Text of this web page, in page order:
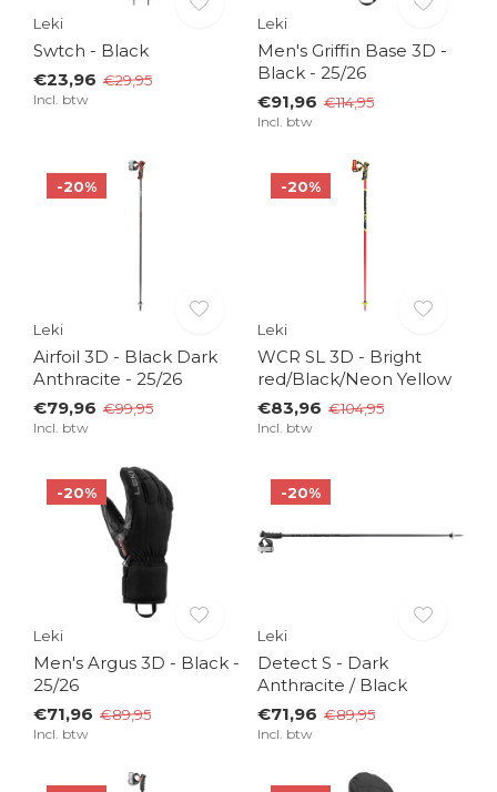
Leki
Swtch - Black
€23,96 €29,95
Incl. btw
Leki
Men's Griffin Base 3D -
Black - 25/26
€91,96 €114,95
Incl. btw
-20%
Leki
Airfoil 3D - Black Dark
Anthracite - 25/26
€79,96 €99,95
Incl. btw
-20%
Leki
WCR SL 3D - Bright
red/Black/Neon Yellow
€83,96 €104,95
Incl. btw
-20%
Leki
Men's Argus 3D - Black -
25/26
€71,96 €89,95
Incl. btw
-20%
Leki
Detect S - Dark
Anthracite / Black
€71,96 €89,95
Incl. btw